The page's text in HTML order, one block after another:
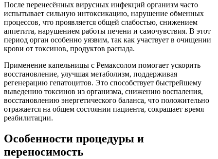
После перенесённых вирусных инфекций организм часто
испытывает сильную интоксикацию, нарушение обменных
процессов, что проявляется общей слабостью, снижением
аппетита, нарушением работы печени и самочувствия. В этот
период орган особенно уязвим, так как участвует в очищении
крови от токсинов, продуктов распада.
Применение капельницы с Ремаксолом помогает ускорить
восстановление, улучшая метаболизм, поддерживая
регенерацию гепатоцитов. Это способствует быстрейшему
выведению токсинов из организма, снижению воспаления,
восстановлению энергетического баланса, что положительно
отражается на общем состоянии пациента, сокращает время
реабилитации.
Особенности процедуры и
переносимость